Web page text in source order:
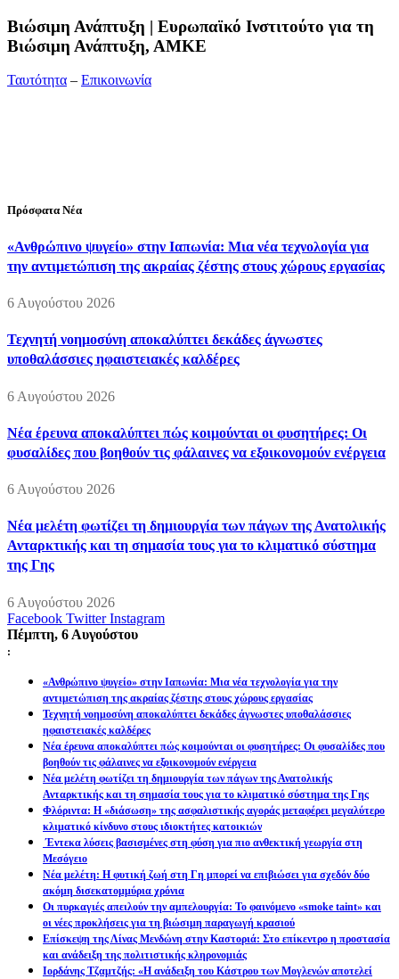
Bιώσιμη Ανάπτυξη | Ευρωπαϊκό Ινστιτούτο για τη
Βιώσιμη Ανάπτυξη, ΑΜΚΕ
Ταυτότητα – Επικοινωνία
Πρόσφατα Νέα
«Ανθρώπινο ψυγείο» στην Ιαπωνία: Μια νέα τεχνολογία για
την αντιμετώπιση της ακραίας ζέστης στους χώρους εργασίας
6 Αυγούστου 2026
Τεχνητή νοημοσύνη αποκαλύπτει δεκάδες άγνωστες
υποθαλάσσιες ηφαιστειακές καλδέρες
6 Αυγούστου 2026
Νέα έρευνα αποκαλύπτει πώς κοιμούνται οι φυσητήρες: Οι
φυσαλίδες που βοηθούν τις φάλαινες να εξοικονομούν ενέργεια
6 Αυγούστου 2026
Νέα μελέτη φωτίζει τη δημιουργία των πάγων της Ανατολικής
Ανταρκτικής και τη σημασία τους για το κλιματικό σύστημα
της Γης
6 Αυγούστου 2026
Facebook Twitter Instagram
Πέμπτη, 6 Αυγούστου
:
«Ανθρώπινο ψυγείο» στην Ιαπωνία: Μια νέα τεχνολογία για την
αντιμετώπιση της ακραίας ζέστης στους χώρους εργασίας
Τεχνητή νοημοσύνη αποκαλύπτει δεκάδες άγνωστες υποθαλάσσιες
ηφαιστειακές καλδέρες
Νέα έρευνα αποκαλύπτει πώς κοιμούνται οι φυσητήρες: Οι φυσαλίδες που
βοηθούν τις φάλαινες να εξοικονομούν ενέργεια
Νέα μελέτη φωτίζει τη δημιουργία των πάγων της Ανατολικής
Ανταρκτικής και τη σημασία τους για το κλιματικό σύστημα της Γης
Φλόριντα: Η «διάσωση» της ασφαλιστικής αγοράς μεταφέρει μεγαλύτερο
κλιματικό κίνδυνο στους ιδιοκτήτες κατοικιών
Έντεκα λύσεις βασισμένες στη φύση για πιο ανθεκτική γεωργία στη
Μεσόγειο
Νέα μελέτη: Η φυτική ζωή στη Γη μπορεί να επιβιώσει για σχεδόν δύο
ακόμη δισεκατομμύρια χρόνια
Οι πυρκαγιές απειλούν την αμπελουργία: Το φαινόμενο «smoke taint» και
οι νέες προκλήσεις για τη βιώσιμη παραγωγή κρασιού
Επίσκεψη της Λίνας Μενδώνη στην Καστοριά: Στο επίκεντρο η προστασία
και ανάδειξη της πολιτιστικής κληρονομιάς
Ιορδάνης Τζαμτζής: «Η ανάδειξη του Κάστρου των Μογλενών αποτελεί